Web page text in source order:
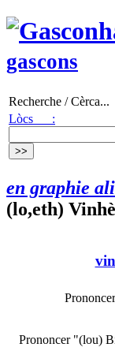
gascons
Recherche / Cèrca...
Lòcs :
en graphie
(lo,eth)
Prononcer "(lou)